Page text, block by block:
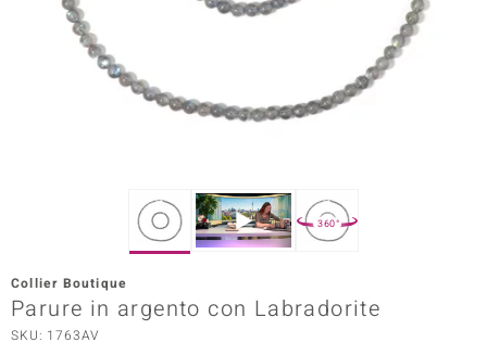
Designs
Paraíso
360°
Collier Boutique
Parure in argento con Labradorite
SKU: 1763AV